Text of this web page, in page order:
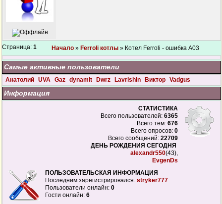
Страница: 1 Начало » Ferroli котлы » Котел Ferroli - ошибка А03
Самые активные пользователи
Анатолий UVA Gaz dynamit Dwrz Lavrishin Виктор Vadgus
Информация
СТАТИСТИКА
Всего пользователей: 6365
Всего тем: 676
Всего опросов: 0
Всего сообщений: 22709
ДЕНЬ РОЖДЕНИЯ СЕГОДНЯ
alexandr550(43),
EvgenDs
ПОЛЬЗОВАТЕЛЬСКАЯ ИНФОРМАЦИЯ
Последним зарегистрировался: stryker777
Пользователи онлайн: 0
Гости онлайн: 6